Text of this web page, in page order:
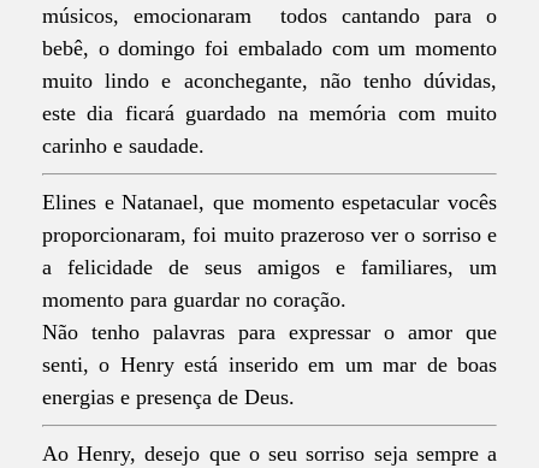
músicos, emocionaram todos cantando para o
bebê, o domingo foi embalado com um momento
muito lindo e aconchegante, não tenho dúvidas,
este dia ficará guardado na memória com muito
carinho e saudade.
Elines e Natanael, que momento espetacular vocês
proporcionaram, foi muito prazeroso ver o sorriso e
a felicidade de seus amigos e familiares, um
momento para guardar no coração.
Não tenho palavras para expressar o amor que
senti, o Henry está inserido em um mar de boas
energias e presença de Deus.
Ao Henry, desejo que o seu sorriso seja sempre a